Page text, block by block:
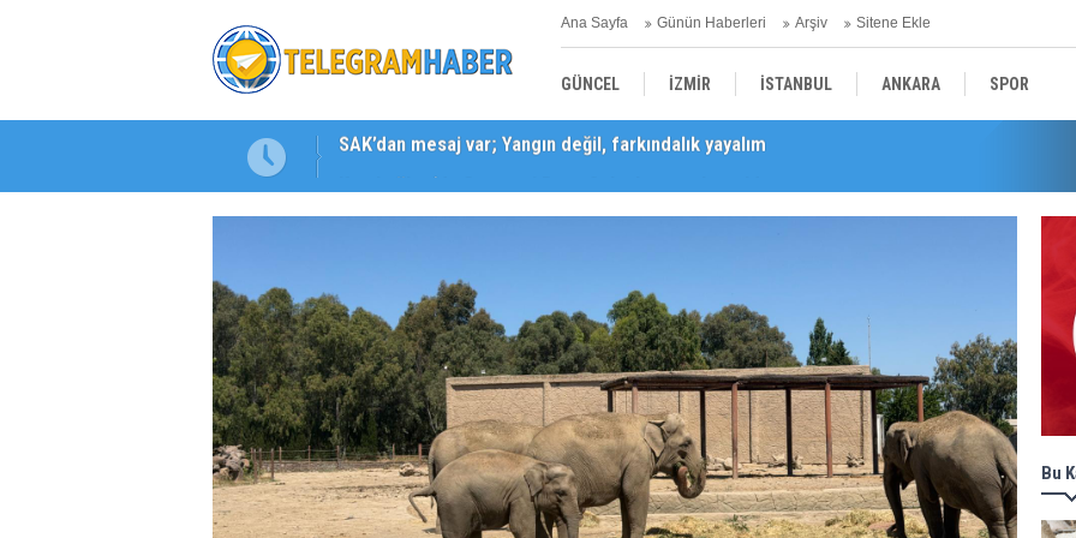
Ana Sayfa Günün Haberleri Arşiv Sitene Ekle
GÜNCEL İZMİR İSTANBUL ANKARA SPOR
YEREL SAĞLIK
Karabağlar ‘da Gazeteci Barış Selçuk saygıyla anıldı
Bu